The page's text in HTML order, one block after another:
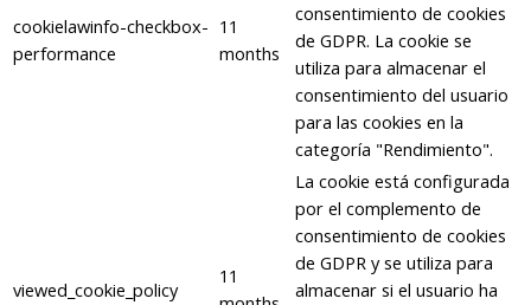
cookielawinfo-checkbox-
performance
11
months
consentimiento de cookies
de GDPR. La cookie se
utiliza para almacenar el
consentimiento del usuario
para las cookies en la
categoría "Rendimiento".
viewed_cookie_policy
11
La cookie está configurada
por el complemento de
consentimiento de cookies
de GDPR y se utiliza para
almacenar si el usuario ha